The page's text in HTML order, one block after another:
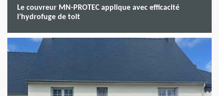
Le couvreur MN-PROTEC applique avec efficacité
l’hydrofuge de toit